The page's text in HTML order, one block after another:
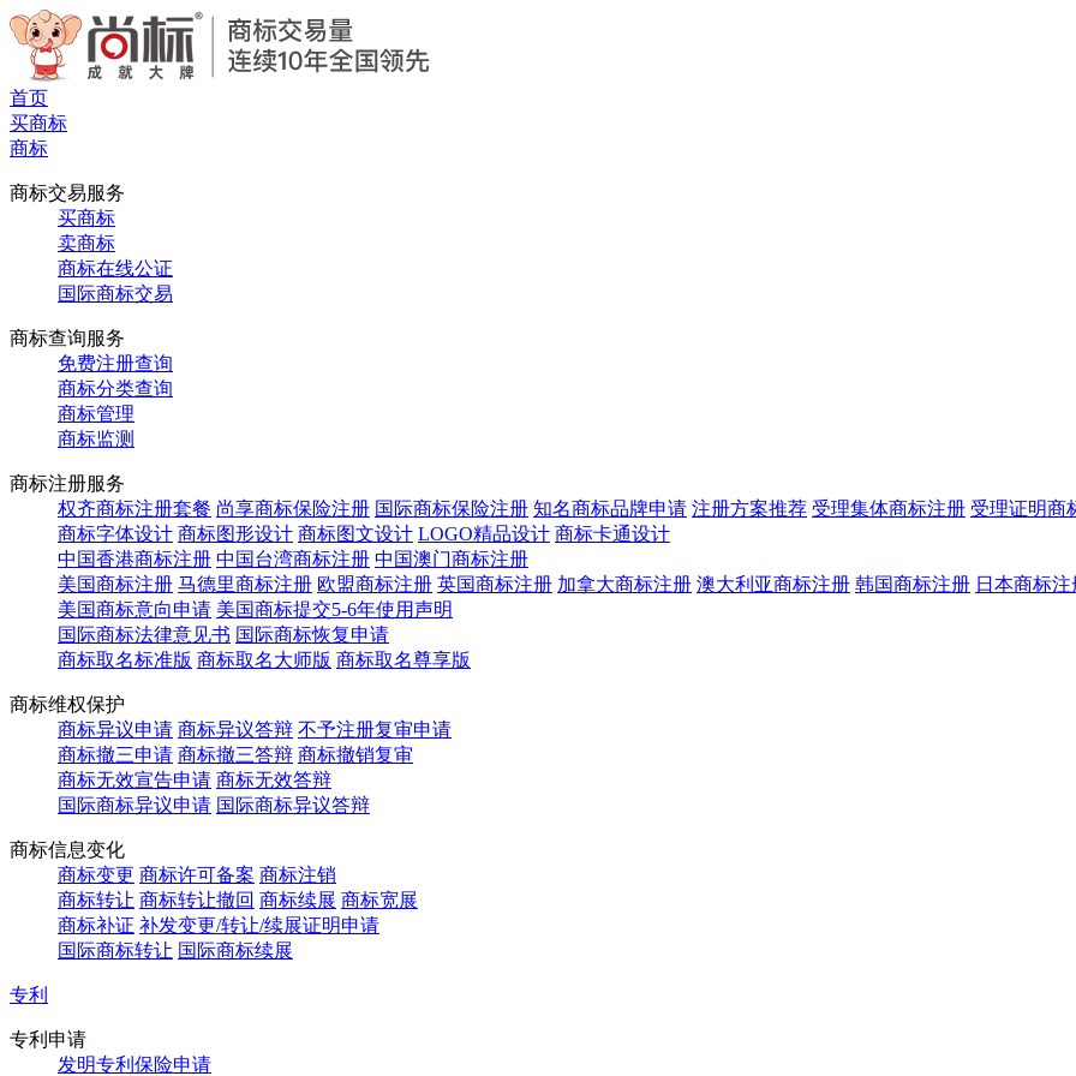
首页
买商标
商标
商标交易服务
买商标
卖商标
商标在线公证
国际商标交易
商标查询服务
免费注册查询
商标分类查询
商标管理
商标监测
商标注册服务
权齐商标注册套餐 尚享商标保险注册 国际商标保险注册 知名商标品牌申请 注册方案推荐 受理集体商标注册 受理证明商
商标字体设计 商标图形设计 商标图文设计 LOGO精品设计 商标卡通设计
中国香港商标注册 中国台湾商标注册 中国澳门商标注册
美国商标注册 马德里商标注册 欧盟商标注册 英国商标注册 加拿大商标注册 澳大利亚商标注册 韩国商标注册 日本商标注
美国商标意向申请 美国商标提交5-6年使用声明
国际商标法律意见书 国际商标恢复申请
商标取名标准版 商标取名大师版 商标取名尊享版
商标维权保护
商标异议申请 商标异议答辩 不予注册复审申请
商标撤三申请 商标撤三答辩 商标撤销复审
商标无效宣告申请 商标无效答辩
国际商标异议申请 国际商标异议答辩
商标信息变化
商标变更 商标许可备案 商标注销
商标转让 商标转让撤回 商标续展 商标宽展
商标补证 补发变更/转让/续展证明申请
国际商标转让 国际商标续展
专利
专利申请
发明专利保险申请